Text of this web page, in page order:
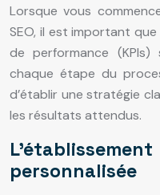
Lorsque vous
SEO, il est important
de performance
chaque étape du
d’établir une stratégie
les résultats attendus.
personnalisée